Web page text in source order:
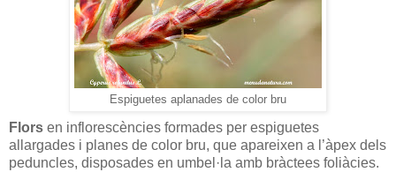
Espiguetes aplanades de color bru
Flors en inflorescències formades per espiguetes
allargades i planes de color bru, que apareixen a l’àpex dels
peduncles, disposades en umbel·la amb bràctees foliàcies.